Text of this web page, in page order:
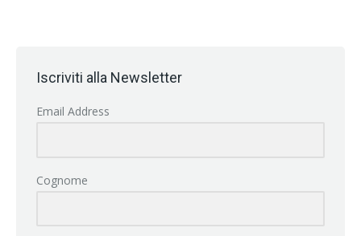
Iscriviti alla Newsletter
Email Address
Cognome